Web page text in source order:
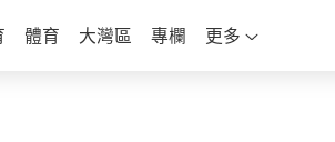
體育 大灣區 專欄 更多